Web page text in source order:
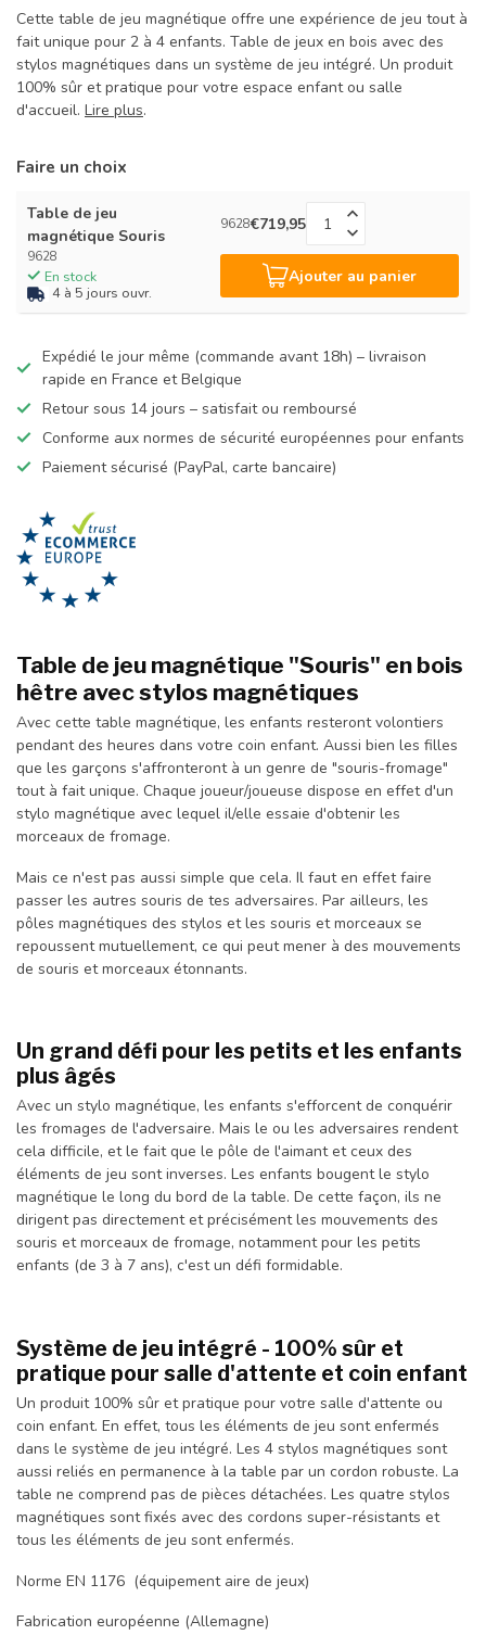
Cette table de jeu magnétique offre une expérience de jeu tout à
fait unique pour 2 à 4 enfants. Table de jeux en bois avec des
stylos magnétiques dans un système de jeu intégré. Un produit
100% sûr et pratique pour votre espace enfant ou salle
d'accueil. Lire plus.
Faire un choix
Table de jeu
magnétique Souris
9628
En stock
4 à 5 jours ouvr.
9628€719,95
Ajouter au panier
Expédié le jour même (commande avant 18h) – livraison
rapide en France et Belgique
Retour sous 14 jours – satisfait ou remboursé
Conforme aux normes de sécurité européennes pour enfants
Paiement sécurisé (PayPal, carte bancaire)
Table de jeu magnétique "Souris" en bois
hêtre avec stylos magnétiques
Avec cette table magnétique, les enfants resteront volontiers
pendant des heures dans votre coin enfant. Aussi bien les filles
que les garçons s'affronteront à un genre de "souris-fromage"
tout à fait unique. Chaque joueur/joueuse dispose en effet d'un
stylo magnétique avec lequel il/elle essaie d'obtenir les
morceaux de fromage.
Mais ce n'est pas aussi simple que cela. Il faut en effet faire
passer les autres souris de tes adversaires. Par ailleurs, les
pôles magnétiques des stylos et les souris et morceaux se
repoussent mutuellement, ce qui peut mener à des mouvements
de souris et morceaux étonnants.
Un grand défi pour les petits et les enfants
plus âgés
Avec un stylo magnétique, les enfants s'efforcent de conquérir
les fromages de l'adversaire. Mais le ou les adversaires rendent
cela difficile, et le fait que le pôle de l'aimant et ceux des
éléments de jeu sont inverses. Les enfants bougent le stylo
magnétique le long du bord de la table. De cette façon, ils ne
dirigent pas directement et précisément les mouvements des
souris et morceaux de fromage, notamment pour les petits
enfants (de 3 à 7 ans), c'est un défi formidable.
Système de jeu intégré - 100% sûr et
pratique pour salle d'attente et coin enfant
Un produit 100% sûr et pratique pour votre salle d'attente ou
coin enfant. En effet, tous les éléments de jeu sont enfermés
dans le système de jeu intégré. Les 4 stylos magnétiques sont
aussi reliés en permanence à la table par un cordon robuste. La
table ne comprend pas de pièces détachées. Les quatre stylos
magnétiques sont fixés avec des cordons super-résistants et
tous les éléments de jeu sont enfermés.
Norme EN 1176 (équipement aire de jeux)
Fabrication européenne (Allemagne)